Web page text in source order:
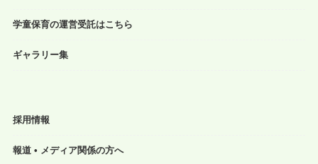
学童保育の運営受託はこちら
ギャラリー集
採用情報
報道 • メディア関係の方へ